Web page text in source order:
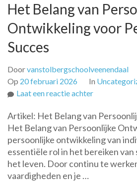
Het Belang van
Ontwikkeling voor
Succes
Doorvanstolbergschoolveenendaal
Op 20 februari 2026 In
Laat een reactie achterop
Belang
van
Persoonlijke
voor
Artikel: Het Belang van
Het Belang van Persoonlijke
persoonlijke ontwikkeling van
essentiële rol in het bereiken van
het leven. Door continu te
vaardigheden en je …